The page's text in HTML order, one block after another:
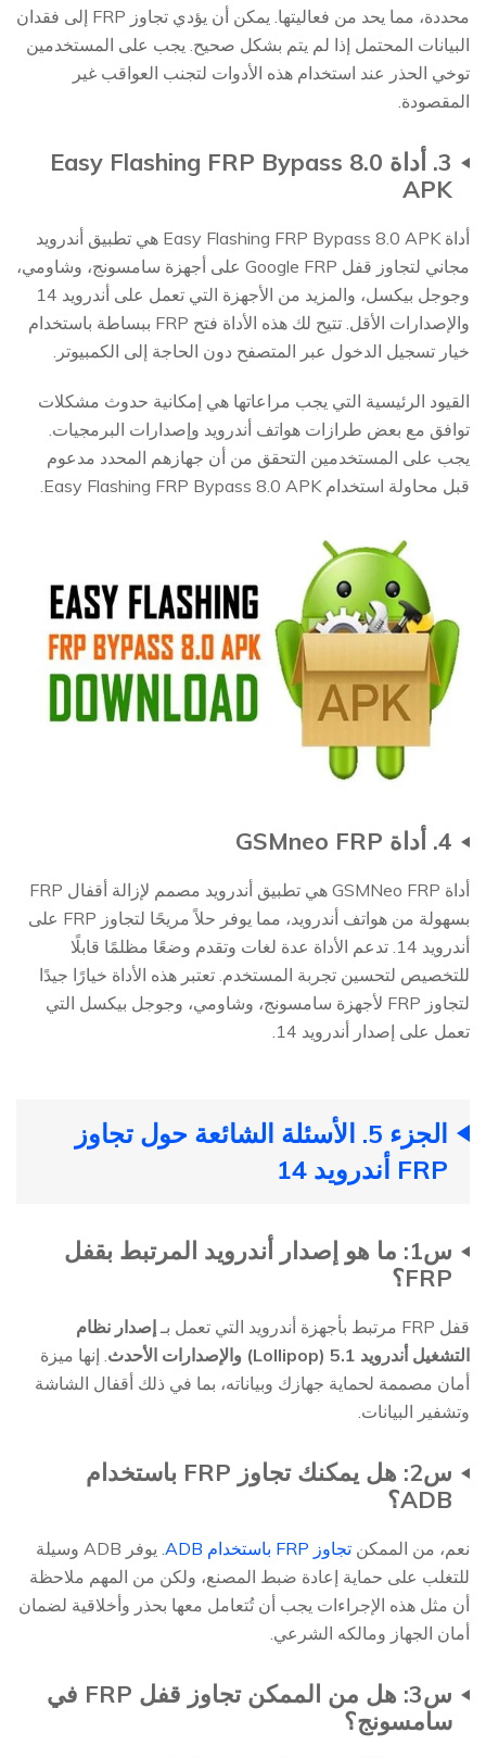
محددة، مما يحد من فعاليتها. يمكن أن يؤدي تجاوز FRP إلى فقدان
البيانات المحتمل إذا لم يتم بشكل صحيح. يجب على المستخدمين
توخي الحذر عند استخدام هذه الأدوات لتجنب العواقب غير
المقصودة.
3. أداة Easy Flashing FRP Bypass 8.0
APK
أداة Easy Flashing FRP Bypass 8.0 APK هي تطبيق أندرويد
مجاني لتجاوز قفل Google FRP على أجهزة سامسونج، وشاومي،
وجوجل بيكسل، والمزيد من الأجهزة التي تعمل على أندرويد 14
والإصدارات الأقل. تتيح لك هذه الأداة فتح FRP ببساطة باستخدام
خيار تسجيل الدخول عبر المتصفح دون الحاجة إلى الكمبيوتر.
القيود الرئيسية التي يجب مراعاتها هي إمكانية حدوث مشكلات
توافق مع بعض طرازات هواتف أندرويد وإصدارات البرمجيات.
يجب على المستخدمين التحقق من أن جهازهم المحدد مدعوم
قبل محاولة استخدام Easy Flashing FRP Bypass 8.0 APK.
4. أداة GSMneo FRP
أداة GSMNeo FRP هي تطبيق أندرويد مصمم لإزالة أقفال FRP
بسهولة من هواتف أندرويد، مما يوفر حلاً مريحًا لتجاوز FRP على
أندرويد 14. تدعم الأداة عدة لغات وتقدم وضعًا مظلمًا قابلًا
للتخصيص لتحسين تجربة المستخدم. تعتبر هذه الأداة خيارًا جيدًا
لتجاوز FRP لأجهزة سامسونج، وشاومي، وجوجل بيكسل التي
تعمل على إصدار أندرويد 14.
الجزء 5. الأسئلة الشائعة حول تجاوز
FRP أندرويد 14
س1: ما هو إصدار أندرويد المرتبط بقفل
FRP؟
قفل FRP مرتبط بأجهزة أندرويد التي تعمل بـ
إصدار نظام
التشغيل أندرويد 5.1 (Lollipop) والإصدارات الأحدث
. إنها ميزة
أمان مصممة لحماية جهازك وبياناته، بما في ذلك أقفال الشاشة
وتشفير البيانات.
س2: هل يمكنك تجاوز FRP باستخدام
ADB؟
نعم، من الممكن تجاوز FRP باستخدام ADB
. يوفر ADB وسيلة
للتغلب على حماية إعادة ضبط المصنع، ولكن من المهم ملاحظة
أن مثل هذه الإجراءات يجب أن تُتعامل معها بحذر وأخلاقية لضمان
أمان الجهاز ومالكه الشرعي.
س3: هل من الممكن تجاوز قفل FRP في
سامسونج؟